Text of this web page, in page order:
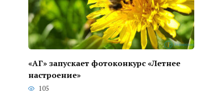
«АГ» запускает фотоконкурс «Летнее
настроение»
105